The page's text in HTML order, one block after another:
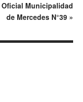
Municipalidad
de Mercedes N°39 »